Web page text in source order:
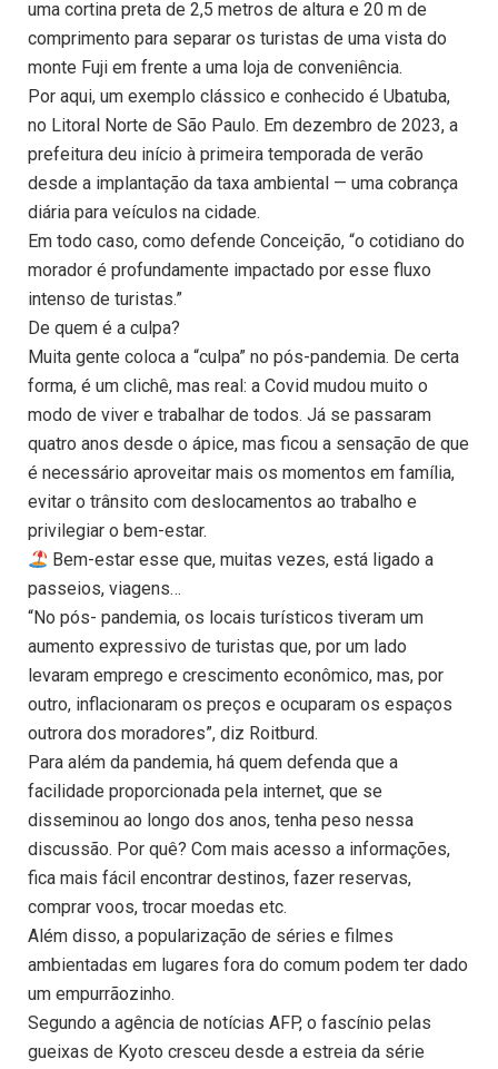
uma cortina preta de 2,5 metros de altura e 20 m de
comprimento para separar os turistas de uma vista do
monte Fuji em frente a uma loja de conveniência.
Por aqui, um exemplo clássico e conhecido é Ubatuba,
no Litoral Norte de São Paulo. Em dezembro de 2023, a
prefeitura deu início à primeira temporada de verão
desde a implantação da taxa ambiental — uma cobrança
diária para veículos na cidade.
Em todo caso, como defende Conceição, “o cotidiano do
morador é profundamente impactado por esse fluxo
intenso de turistas.”
De quem é a culpa?
Muita gente coloca a “culpa” no pós-pandemia. De certa
forma, é um clichê, mas real: a Covid mudou muito o
modo de viver e trabalhar de todos. Já se passaram
quatro anos desde o ápice, mas ficou a sensação de que
é necessário aproveitar mais os momentos em família,
evitar o trânsito com deslocamentos ao trabalho e
privilegiar o bem-estar.
Bem-estar esse que, muitas vezes, está ligado a
passeios, viagens…
“No pós- pandemia, os locais turísticos tiveram um
aumento expressivo de turistas que, por um lado
levaram emprego e crescimento econômico, mas, por
outro, inflacionaram os preços e ocuparam os espaços
outrora dos moradores”, diz Roitburd.
Para além da pandemia, há quem defenda que a
facilidade proporcionada pela internet, que se
disseminou ao longo dos anos, tenha peso nessa
discussão. Por quê? Com mais acesso a informações,
fica mais fácil encontrar destinos, fazer reservas,
comprar voos, trocar moedas etc.
Além disso, a popularização de séries e filmes
ambientadas em lugares fora do comum podem ter dado
um empurrãozinho.
Segundo a agência de notícias AFP, o fascínio pelas
gueixas de Kyoto cresceu desde a estreia da série